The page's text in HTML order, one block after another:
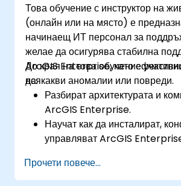
Това обучение с инструктор на
(онлайн или на място) е
начинаещ ИТ персонал за
желае да осигурява стабилна
ArcGIS Enterprise, като
всякакви аномалии или повреди.
До края на това обучение
да:
Разбират архитектурата и
ArcGIS Enterprise.
Научат как да инсталират,
управляват ArcGIS
неизправности и разрешаване
срещани проблеми.
Прочети повече...